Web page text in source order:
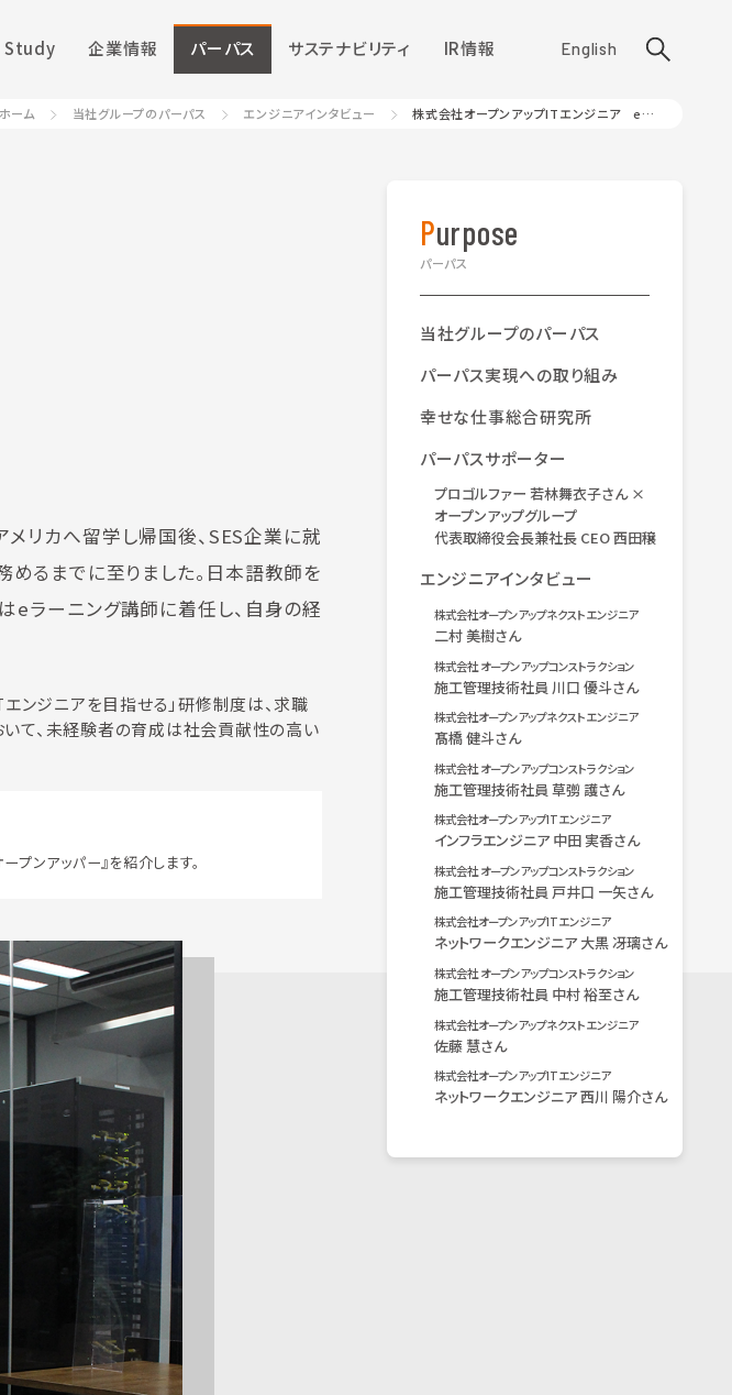
Study 企業情報 パーパス サステナビリティ IR情報 English
ホーム 当社グループのパーパス エンジニアインタビュー 株式会社オープンアップITエンジニア eラーニング講師 小柳 宏典さん
リカへ留学し帰国後、SES企業に就
めるまでに至りました。日本語教師を
eラーニング講師に着任し、自身の経
ンジニアを目指せる」研修制度は、求職
て、未経験者の育成は社会貢献性の高い
プンアッパー』を紹介します。
Purpose
パーパス
当社グループのパーパス
パーパス実現への取り組み
幸せな仕事総合研究所
パーパスサポーター
プロゴルファー 若林舞衣子さん ×
オープンアップグループ
代表取締役会長兼社長 CEO 西田穣
エンジニアインタビュー
株式会社オープンアップネクストエンジニア
二村 美樹さん
株式会社 オープンアップコンストラクション
施工管理技術社員 川口 優斗さん
株式会社オープンアップネクストエンジニア
髙橋 健斗さん
株式会社 オープンアップコンストラクション
施工管理技術社員 草彅 護さん
株式会社オープンアップITエンジニア
インフラエンジニア 中田 実香さん
株式会社 オープンアップコンストラクション
施工管理技術社員 戸井口 一矢さん
株式会社オープンアップITエンジニア
ネットワークエンジニア 大黒 冴璃さん
株式会社 オープンアップコンストラクション
施工管理技術社員 中村 裕至さん
株式会社オープンアップネクストエンジニア
佐藤 慧さん
株式会社オープンアップITエンジニア
ネットワークエンジニア 西川 陽介さん